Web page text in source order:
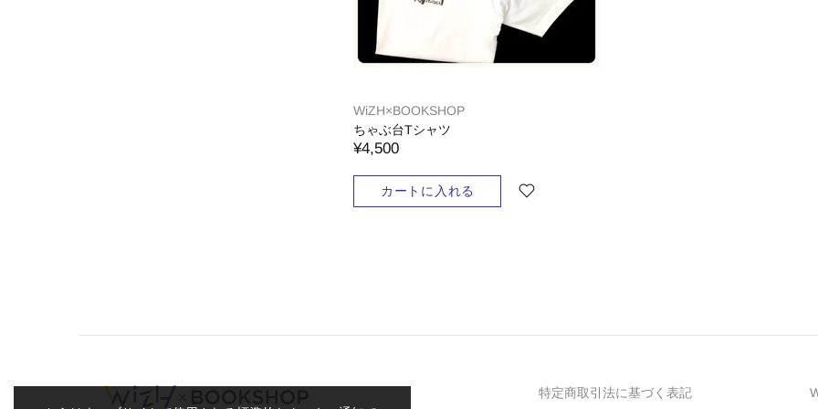
WiZH×BOOKSHOP
ちゃぶ台Tシャツ
¥4,500
カートに入れる
特定商取引法に基づく表記